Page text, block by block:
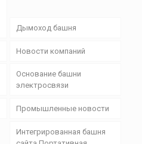
Дымоход башня
Новости компаний
Основание башни
электросвязи
Промышленные новости
Интегрированная башня